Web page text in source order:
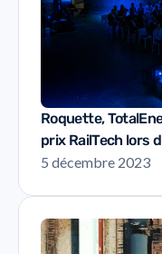
Roquette,
prix RailTech lors
5 décembre 2023